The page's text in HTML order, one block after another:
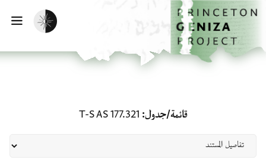
إلى المحتوى الرئيسي
الرئيسية
تفعيل الوضع المظلم
قائمة/جدول T-S AS 177.321